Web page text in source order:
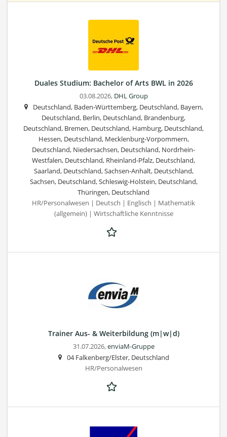
Duales Studium: Bachelor of Arts BWL in 2026
03.08.2026, DHL Group
Deutschland, Baden-Württemberg, Deutschland, Bayern,
Deutschland, Berlin, Deutschland, Brandenburg,
Deutschland, Bremen, Deutschland, Hamburg, Deutschland,
Hessen, Deutschland, Mecklenburg-Vorpommern,
Deutschland, Niedersachsen, Deutschland, Nordrhein-
Westfalen, Deutschland, Rheinland-Pfalz, Deutschland,
Saarland, Deutschland, Sachsen-Anhalt, Deutschland,
Sachsen, Deutschland, Schleswig-Holstein, Deutschland,
Thüringen, Deutschland
HR/Personalwesen | Deutsch | Englisch | Mathematik
(allgemein) | Wirtschaftliche Kenntnisse
Trainer Aus- & Weiterbildung (m|w|d)
31.07.2026,enviaM-Gruppe
04 Falkenberg/Elster, Deutschland
HR/Personalwesen